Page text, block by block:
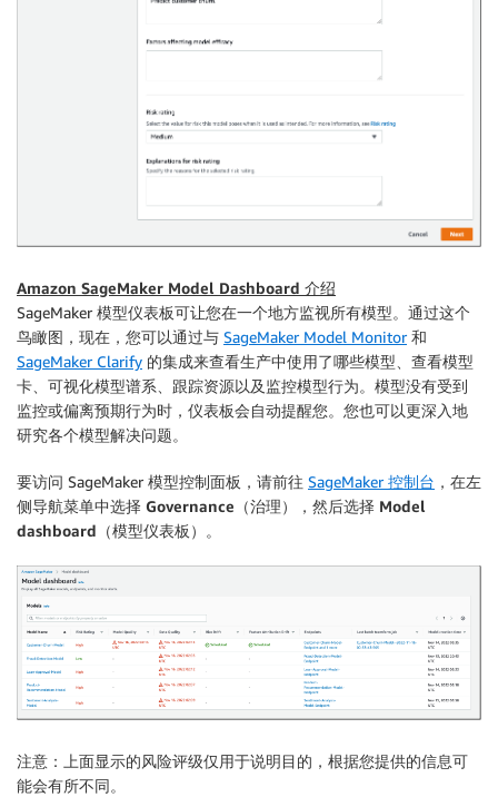
Amazon SageMaker Model Dashboard 介绍
SageMaker 模型仪表板可让您在一个地方监视所有模型。通过这个
鸟瞰图，现在，您可以通过与 SageMaker Model Monitor和
SageMaker Clarify 的集成来查看生产中使用了哪些模型、查看模型
卡、可视化模型谱系、跟踪资源以及监控模型行为。模型没有受到
监控或偏离预期行为时，仪表板会自动提醒您。您也可以更深入地
研究各个模型解决问题。
要访问 SageMaker 模型控制面板，请前往 SageMaker 控制台 ，在左
侧导航菜单中选择 Governance （治理），然后选择 Model
dashboard （模型仪表板）。
注意：上面显示的风险评级仅用于说明目的，根据您提供的信息可
能会有所不同。